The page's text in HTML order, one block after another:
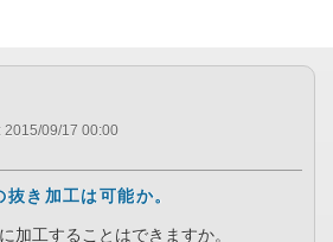
2015/09/17 00:00
き加工は可能か。
加工することはできますか。